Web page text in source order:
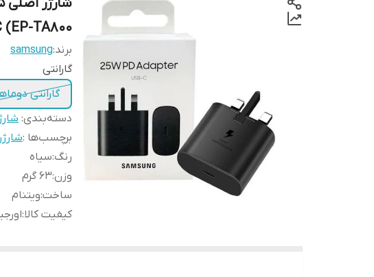
(EP-TA800
برند:samsung
گارانتی
گارانتی
دسته‌بندی:
برچسب‌ها :شارژر
رنگ:سیاه
وزن:63 گرم
ساخت:ویتنام
کیفیت کالا: